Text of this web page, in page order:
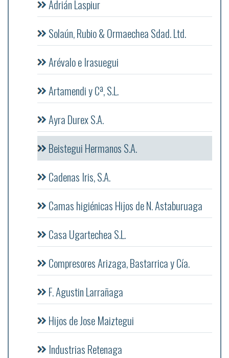
Adrián Laspiur
Solaún, Rubio & Ormaechea Sdad. Ltd.
Arévalo e Irasuegui
Artamendi y Cª, S.L.
Ayra Durex S.A.
Beistegui Hermanos S.A.
Cadenas Iris, S.A.
Camas higiénicas Hijos de N. Astaburuaga
Casa Ugartechea S.L.
Compresores Arizaga, Bastarrica y Cía.
F. Agustin Larrañaga
Hijos de Jose Maiztegui
Industrias Retenaga